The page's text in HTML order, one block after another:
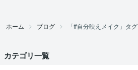
ホーム ブログ 「#自分映えメイク」タグ
カテゴリ一覧